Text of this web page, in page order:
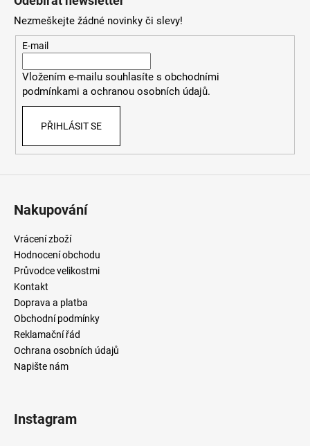
Nezmeškejte žádné novinky či slevy!
E-mail
Vložením e-mailu souhlasítes obchodními
podmínkami a ochranou osobních údajů.
PŘIHLÁSIT SE
Nakupování
Vrácení zboží
Hodnocení obchodu
Průvodce velikostmi
Kontakt
Doprava a platba
Obchodní podmínky
Reklamační řád
Ochrana osobních údajů
Napište nám
Instagram